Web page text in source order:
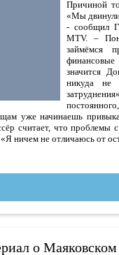
Причиной
«Мы
- сообщил
MTV. –
займёмся
финансовые
значится
никуда не
уже начинаешь
считает, что проблемы
ничем не отличаюсь от
о Маяковском